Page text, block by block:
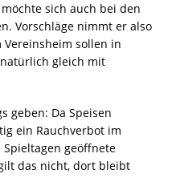
sich auch bei den
Vorschläge nimmt er also
sollen in
gleich mit
geben: Da Speisen
ein Rauchverbot im
Spieltagen geöffnete
das nicht, dort bleibt